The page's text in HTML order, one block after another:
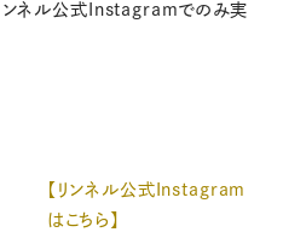
ンネル公式Instagramでのみ実
【リンネル公式Instagram
はこちら】